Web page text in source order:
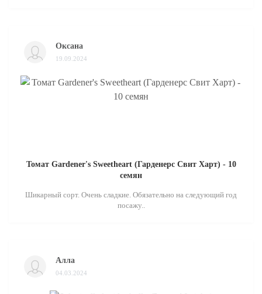
Оксана
19.09.2024
Томат Gardener's Sweetheart (Гарденерс Свит Харт) - 10
семян
Шикарный сорт. Очень сладкие. Обязательно на следующий год
посажу..
Алла
04.03.2024